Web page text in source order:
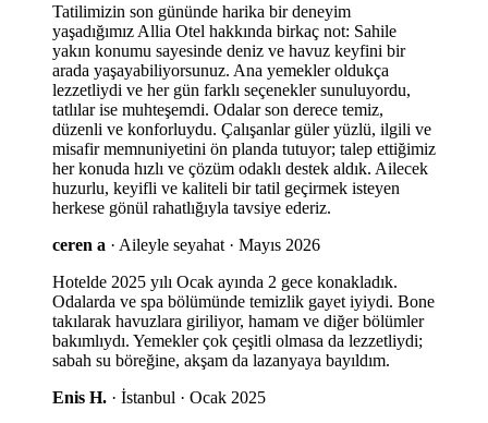
Tatilimizin son gününde harika bir deneyim
yaşadığımız Allia Otel hakkında birkaç not: Sahile
yakın konumu sayesinde deniz ve havuz keyfini bir
arada yaşayabiliyorsunuz. Ana yemekler oldukça
lezzetliydi ve her gün farklı seçenekler sunuluyordu,
tatlılar ise muhteşemdi. Odalar son derece temiz,
düzenli ve konforluydu. Çalışanlar güler yüzlü, ilgili ve
misafir memnuniyetini ön planda tutuyor; talep ettiğimiz
her konuda hızlı ve çözüm odaklı destek aldık. Ailecek
huzurlu, keyifli ve kaliteli bir tatil geçirmek isteyen
herkese gönül rahatlığıyla tavsiye ederiz.
ceren a · Aileyle seyahat · Mayıs 2026
Hotelde 2025 yılı Ocak ayında 2 gece konakladık.
Odalarda ve spa bölümünde temizlik gayet iyiydi. Bone
takılarak havuzlara giriliyor, hamam ve diğer bölümler
bakımlıydı. Yemekler çok çeşitli olmasa da lezzetliydi;
sabah su böreğine, akşam da lazanyaya bayıldım.
Enis H. · İstanbul · Ocak 2025